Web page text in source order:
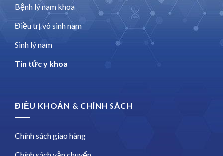
Bệnh lý nam khoa
Điều trị vô sinh nam
Sinh lý nam
Tin tức y khoa
ĐIỀU KHOẢN & CHÍNH SÁCH
Chính sách giao hàng